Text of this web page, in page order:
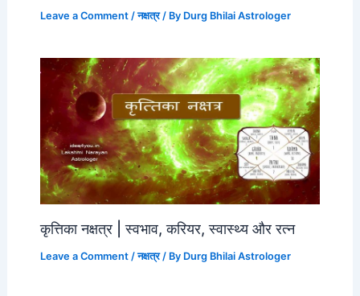
Leave a Comment /नक्षत्र/ By Durg Bhilai Astrologer
कृत्तिका नक्षत्र | स्वभाव, करियर, स्वास्थ्य और रत्न
Leave a Comment /नक्षत्र/ By Durg Bhilai Astrologer